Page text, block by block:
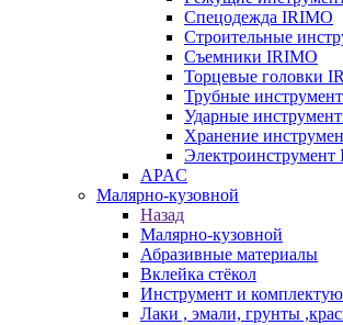
Спецодежда IRIMO
Строительные
Съемники IRIMO
Торцевые головки
Трубные
Ударные
Хранение
Электроинструмент
APAC
Малярно-кузовной
Назад
Малярно-кузовной
Абразивные материалы
Вклейка стёкол
Инструмент и
Лаки , эмали, грунты